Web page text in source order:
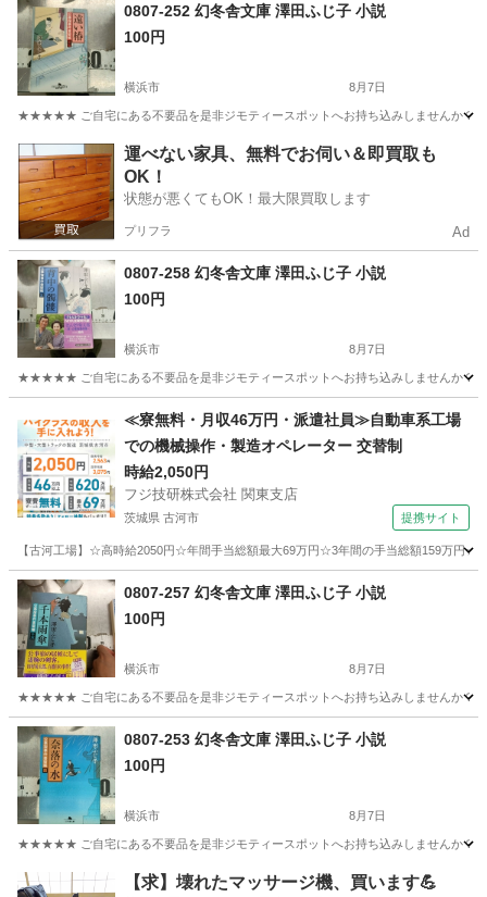
0807-252 幻冬舎文庫 澤田ふじ子 小説
100円
横浜市 8月7日
★★★★★ ご自宅にある不要品を是非ジモティースポットへお持ち込みしませんか？
神奈川 横浜市 文芸 小説
運べない家具、無料でお伺い＆即買取も
OK！
状態が悪くてもOK！最大限買取します
プリフラ Ad
0807-258 幻冬舎文庫 澤田ふじ子 小説
100円
横浜市 8月7日
★★★★★ ご自宅にある不要品を是非ジモティースポットへお持ち込みしませんか？
文芸 小説
≪寮無料・月収46万円・派遣社員≫自動車系工場
での機械操作・製造オペレーター 交替制
時給2,050円
フジ技研株式会社 関東支店
茨城県 古河市 提携サイト
【古河工場】☆高時給2050円☆年間手当総額最大69万円☆3年間の手当総額159万円☆
茨城 古河市
0807-257 幻冬舎文庫 澤田ふじ子 小説
100円
横浜市 8月7日
★★★★★ ご自宅にある不要品を是非ジモティースポットへお持ち込みしませんか？
神奈川 横浜市 小説
0807-253 幻冬舎文庫 澤田ふじ子 小説
100円
横浜市 8月7日
★★★★★ ご自宅にある不要品を是非ジモティースポットへお持ち込みしませんか？
神奈川 横浜市 文芸 小説
【求】壊れたマッサージ機、買います💪